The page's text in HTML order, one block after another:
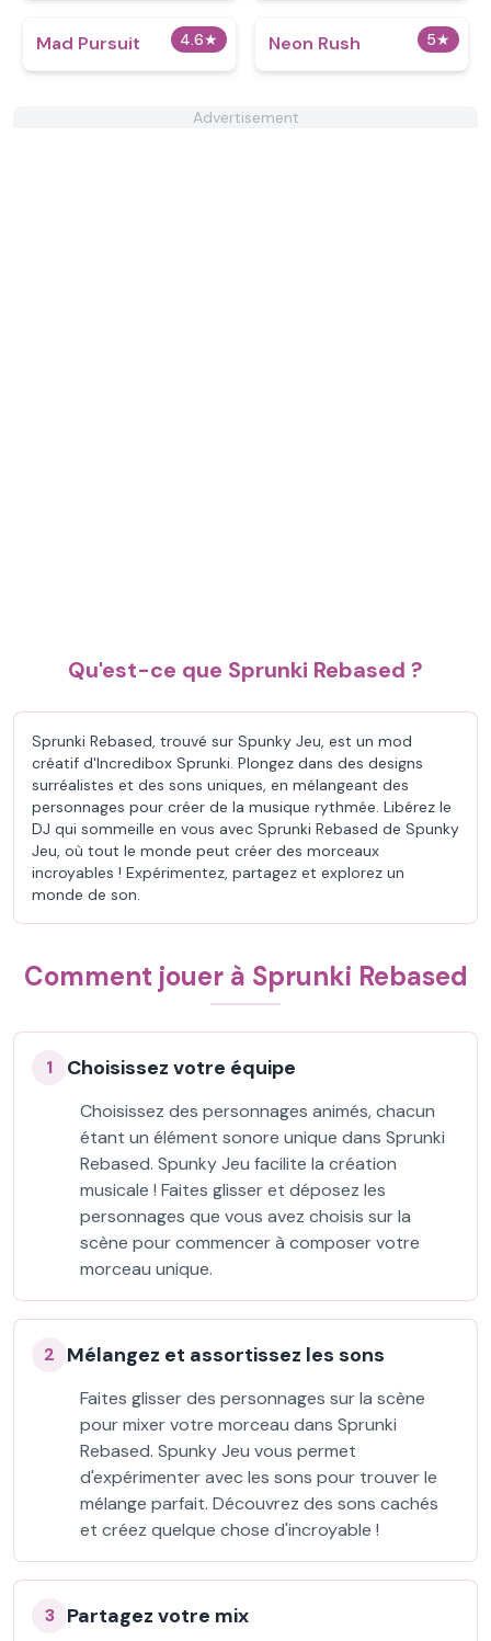
4.6★
Mad Pursuit 5★
Neon Rush
Advertisement
Qu'est-ce que Sprunki Rebased ?
Sprunki Rebased, trouvé sur Spunky Jeu, est un mod
créatif d'Incredibox Sprunki. Plongez dans des designs
surréalistes et des sons uniques, en mélangeant des
personnages pour créer de la musique rythmée. Libérez le
DJ qui sommeille en vous avec Sprunki Rebased de Spunky
Jeu, où tout le monde peut créer des morceaux
incroyables ! Expérimentez, partagez et explorez un
monde de son.
Comment jouer à Sprunki Rebased
1 Choisissez votre équipe
Choisissez des personnages animés, chacun
étant un élément sonore unique dans Sprunki
Rebased. Spunky Jeu facilite la création
musicale ! Faites glisser et déposez les
personnages que vous avez choisis sur la
scène pour commencer à composer votre
morceau unique.
2 Mélangez et assortissez les sons
Faites glisser des personnages sur la scène
pour mixer votre morceau dans Sprunki
Rebased. Spunky Jeu vous permet
d'expérimenter avec les sons pour trouver le
mélange parfait. Découvrez des sons cachés
et créez quelque chose d'incroyable !
3 Partagez votre mix